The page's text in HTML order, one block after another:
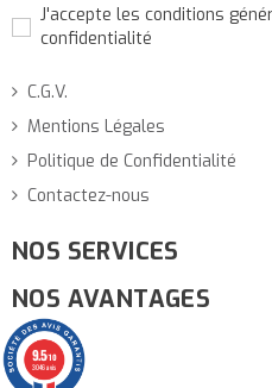
J'accepte les conditions
confidentialité
C.G.V.
Mentions Légales
Politique de Confidentialité
Contactez-nous
NOS SERVICES
NOS AVANTAGES
9.5/10
3046 avis